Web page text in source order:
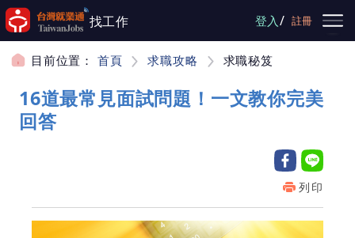
跳到主要內容
找工作 登入/ 註冊
目前位置： 首頁 求職攻略 求職秘笈
16道最常見面試問題！一文教你完美
回答
列印